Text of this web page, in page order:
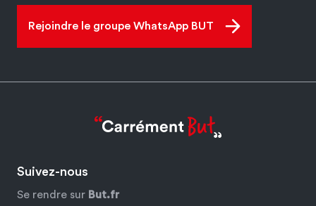
Rejoindre le groupe WhatsApp BUT
Suivez-nous
Se rendre sur But.fr